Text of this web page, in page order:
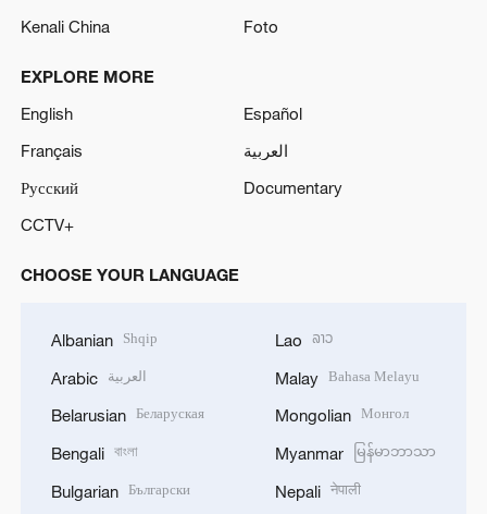
Kenali China
Foto
EXPLORE MORE
English
Español
Français
العربية
Русский
Documentary
CCTV+
CHOOSE YOUR LANGUAGE
Albanian Shqip
Arabic العربية
Belarusian Беларуская
Bengali বাংলা
Bulgarian Български
Lao ລາວ
Malay Bahasa Melayu
Mongolian Монгол
Myanmar မြန်မာဘာသာ
Nepali नेपाली